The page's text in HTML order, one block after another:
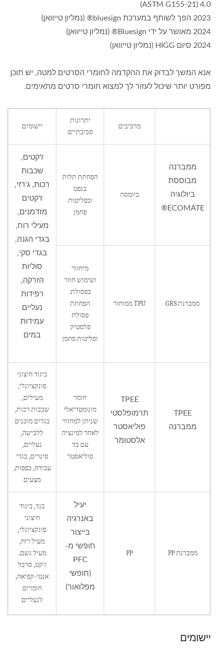
4.0 (ASTM G155-21)
2023 הפך לשותף במערכת bluesign® (נמליון טייוואן)
2024 מאושר על ידי Bluesign® (נמליון טייוואן)
2024 סיום HIGG (נמליון טייוואן)
אנא המשך לבדוק את ההקדמה לחומרי הסרטים למטה, יש תוכן
מפורט יותר שיכול לעזור לך למצוא חומרי סרטים מתאימים.
מרכיבים
יתרונות
סביבתיים
יישומים
ממברנה
מבוססת
ביולוגיה
ECOMATE®
ביומסה
הפחתת תלות
בנפט
ובפליטות
פחמן
ז'קטים,
שכבות
רכות, ג'רזי,
ז'קטים
מזדמנים,
מעילי רוח,
בגדי הגנה,
בגדי סקי,
סוליות
הזרקה,
רפידות
נעליים
עמידות
במים
ממברנת GRS TPU ממוחזר
מיחזור
ושימוש חוזר
בפסולת.
הפחתת
פסולת
פלסטיק
ופליטות פחמן
TPEE
ממברנה
TPEE
תרמופלסטי
פוליאסטר
אלסטומר
חומר
מונומטריאלי
שניתן למחזור
לאחר למינציה
עם בד
פוליאסטר
ביגוד חיצוני
פונקציונלי,
מעילים,
שכבות רכות,
בגדים מוכנים
ללבישה,
נעליים,
סינרים, בגדי
עבודה, כפפות,
מצעים
ממברנת PP PP
יעיל
באנרגיה
בייצור
חופשי מ-
PFC
(חופשי
מפלואור)
בגד, ביגוד
חיצוני
פונקציונלי,
מעיל רוח,
מעיל גשם,
ז'קט, סרבל
אנטי-קפיאה,
חומרים
לנעליים
יישומים